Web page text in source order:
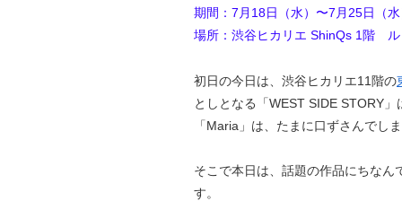
期間：7月18日（水）〜7月25日（水
場所：渋谷ヒカリエ ShinQs 1階 ル
初日の今日は、渋谷ヒカリエ11階の
としとなる「WEST SIDE STORY
「Maria」は、たまに口ずさんでし
そこで本日は、話題の作品にちなん
す。